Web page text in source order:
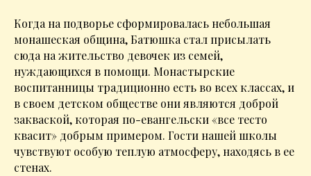
Когда на подворье сформировалась небольшая
монашеская община, Батюшка стал присылать
сюда на жительство девочек из семей,
нуждающихся в помощи. Монастырские
воспитанницы традиционно есть во всех классах, и
в своем детском обществе они являются доброй
закваской, которая по-евангельски «все тесто
квасит» добрым примером. Гости нашей школы
чувствуют особую теплую атмосферу, находясь в ее
стенах.